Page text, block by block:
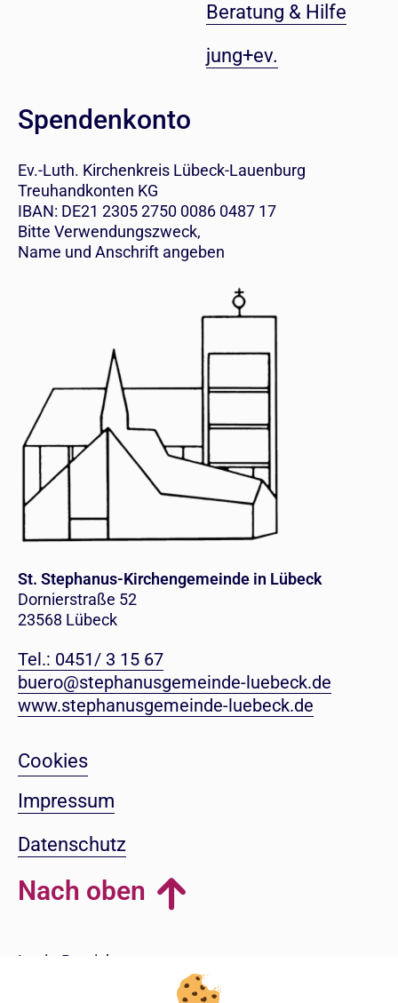
Beratung & Hilfe
jung+ev.
Spendenkonto
Ev.-Luth. Kirchenkreis Lübeck-Lauenburg
Treuhandkonten KG
IBAN: DE21 2305 2750 0086 0487 17
Bitte Verwendungszweck,
Name und Anschrift angeben
St. Stephanus-Kirchengemeinde in Lübeck
Dornierstraße 52
23568 Lübeck
Tel.: 0451/ 3 15 67
buero@stephanusgemeinde-luebeck.de
www.stephanusgemeinde-luebeck.de
Cookies
Impressum
Datenschutz
Nach oben
Login-Bereich